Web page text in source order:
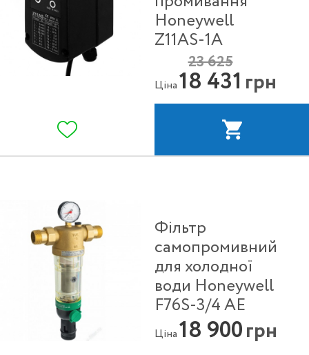
Honeywell
Z11AS-1A
Ціна
23 625
18 431 грн
Фільтр
самопромивний
для холодної
води Honeywell
F76S-3/4 АE
Ціна18 900грн